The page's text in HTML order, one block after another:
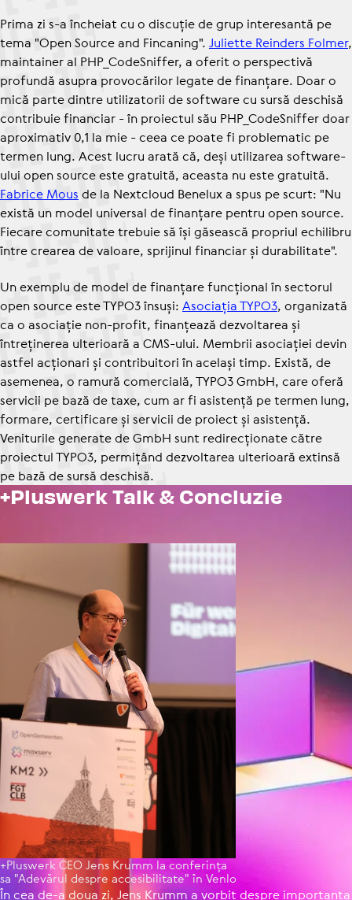
Prima zi s-a încheiat cu o discuție de grup interesantă pe
tema "Open Source and Fincaning". Juliette Reinders Folmer,
maintainer al PHP_CodeSniffer, a oferit o perspectivă
profundă asupra provocărilor legate de finanțare. Doar o
mică parte dintre utilizatorii de software cu sursă deschisă
contribuie financiar - în proiectul său PHP_CodeSniffer doar
aproximativ 0,1 la mie - ceea ce poate fi problematic pe
termen lung. Acest lucru arată că, deși utilizarea software-
ului open source este gratuită, aceasta nu este gratuită.
Fabrice Mous de la Nextcloud Benelux a spus pe scurt: "Nu
există un model universal de finanțare pentru open source.
Fiecare comunitate trebuie să își găsească propriul echilibru
între crearea de valoare, sprijinul financiar și durabilitate".
Un exemplu de model de finanțare funcțional în sectorul
open source este TYPO3 însuși: Asociația TYPO3, organizată
ca o asociație non-profit, finanțează dezvoltarea și
întreținerea ulterioară a CMS-ului. Membrii asociației devin
astfel acționari și contribuitori în același timp. Există, de
asemenea, o ramură comercială, TYPO3 GmbH, care oferă
servicii pe bază de taxe, cum ar fi asistență pe termen lung,
formare, certificare și servicii de proiect și asistență.
Veniturile generate de GmbH sunt redirecționate către
proiectul TYPO3, permițând dezvoltarea ulterioară extinsă
pe bază de sursă deschisă.
+Pluswerk Talk & Concluzie
În cea de-a doua zi, Jens Krumm a vorbit despre importanța
+Pluswerk CEO Jens Krumm la con­fe­rința
sa "Adevărul despre acce­si­bi­li­tate" în Venlo